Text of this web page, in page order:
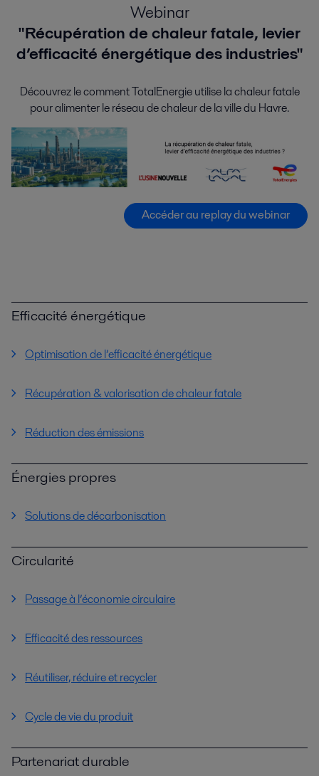
Webinar
"Récupération de chaleur fatale, levier
d’efficacité énergétique des industries"
Découvrez le comment TotalEnergie utilise la chaleur fatale
pour alimenter le réseau de chaleur de la ville du Havre.
Accéder au replay du webinar
Efficacité énergétique
Optimisation de l’efficacité énergétique
Récupération & valorisation de chaleur fatale
Réduction des émissions
Énergies propres
Solutions de décarbonisation
Circularité
Passage à l’économie circulaire
Efficacité des ressources
Réutiliser, réduire et recycler
Cycle de vie du produit
Partenariat durable